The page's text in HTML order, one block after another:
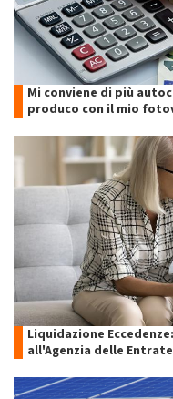
Mi conviene di più
produco con il mio
Liquidazione
all'Agenzia delle Entrate